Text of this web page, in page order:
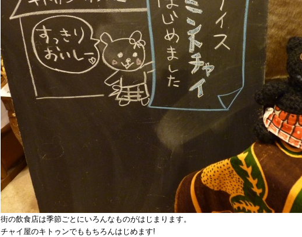
街の飲食店は季節ごとにいろんなものがはじまります。
チャイ屋のキトゥンでももちろんはじめます!